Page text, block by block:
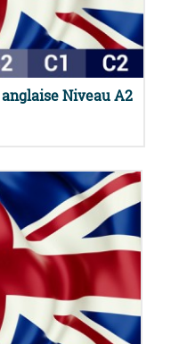
Niveau A2